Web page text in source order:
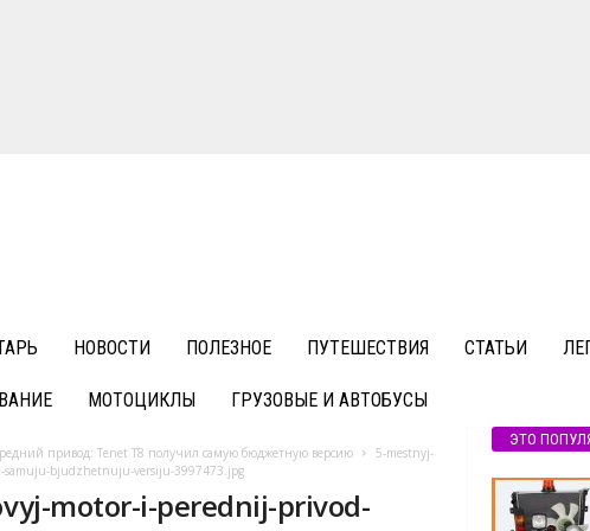
НОВОСТИ ПОЛЕЗНОЕ ПУТЕШЕСТВИЯ СТАТЬИ
МОТОЦИКЛЫ ГРУЗОВЫЕ И АВТОБУСЫ
привод: Tenet T8 получил самую бюджетную версию
5-mestnyj-
samuju-bjudzhetnuju-versiju-3997473.jpg
motor-i-perednij-privod-
ЭТО